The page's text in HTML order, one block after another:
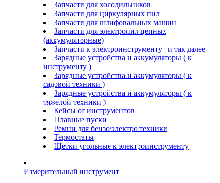
Запчасти для холодильников
Запчасти для циркулярных пил
Запчасти для шлифовальных машин
Запчасти для электропил цепных
(аккумуляторные)
Запчасти к электроинструменту , и так далее
Зарядные устройства и аккумуляторы ( к
инструменту )
Зарядные устройства и аккумуляторы ( к
садовой техники )
Зарядные устройства и аккумуляторы ( к
тяжелой техники )
Кейсы от инструментов
Плавные пуски
Ремни для бензо/электро техники
Термостаты
Щетки угольные к электроинструменту
Измерительный инструмент